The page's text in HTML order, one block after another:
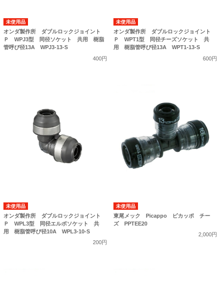
未使用品
オンダ製作所 ダブルロックジョイント
Ｐ WPJ3型 同径ソケット 共用 樹脂
管呼び径13A WPJ3-13-S
400円
未使用品
オンダ製作所 ダブルロックジョイント
Ｐ WPT1型 同径チーズソケット 共
用 樹脂管呼び径13A WPT1-13-S
600円
未使用品
オンダ製作所 ダブルロックジョイント
Ｐ WPL3型 同径エルボソケット 共
用 樹脂管呼び径10A WPL3-10-S
200円
未使用品
東尾メック Picappo ピカッポ チー
ズ PPTEE20
2,000円